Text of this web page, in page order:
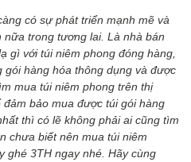
có sự phát triển mạnh mẽ và
trong tương lai. Là nhà bán
gì với túi niêm phong đóng hàng,
hàng hóa thông dụng và được
mua túi niêm phong trên thị
bảo mua được túi gói hàng
thì có lẽ không phải ai cũng tìm
chưa biết nên mua túi niêm
ghé 3TH ngay nhé. Hãy cùng